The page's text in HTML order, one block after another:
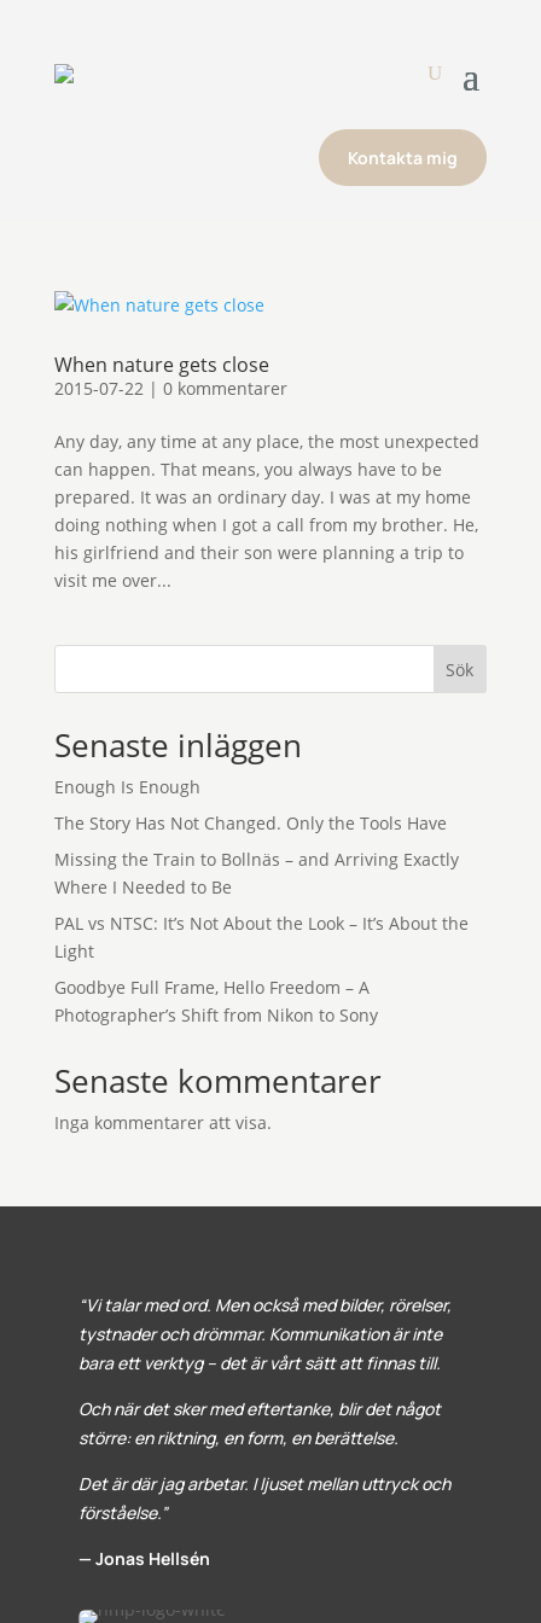
Kontakta mig
When nature gets close
2015-07-22| 0 kommentarer
Any day, any time at any place, the most unexpected
can happen. That means, you always have to be
prepared. It was an ordinary day. I was at my home
doing nothing when I got a call from my brother. He,
his girlfriend and their son were planning a trip to
visit me over...
Sök
Senaste inläggen
Enough Is Enough
The Story Has Not Changed. Only the Tools Have
Missing the Train to Bollnäs – and Arriving Exactly
Where I Needed to Be
PAL vs NTSC: It’s Not About the Look – It’s About the
Light
Goodbye Full Frame, Hello Freedom – A
Photographer’s Shift from Nikon to Sony
Senaste kommentarer
Inga kommentarer att visa.
“Vi talar med ord. Men också med bilder, rörelser,
tystnader och drömmar. Kommunikation är inte
bara ett verktyg – det är vårt sätt att finnas till.
Och när det sker med eftertanke, blir det något
större: en riktning, en form, en berättelse.
Det är där jag arbetar. I ljuset mellan uttryck och
förståelse.”
— Jonas Hellsén